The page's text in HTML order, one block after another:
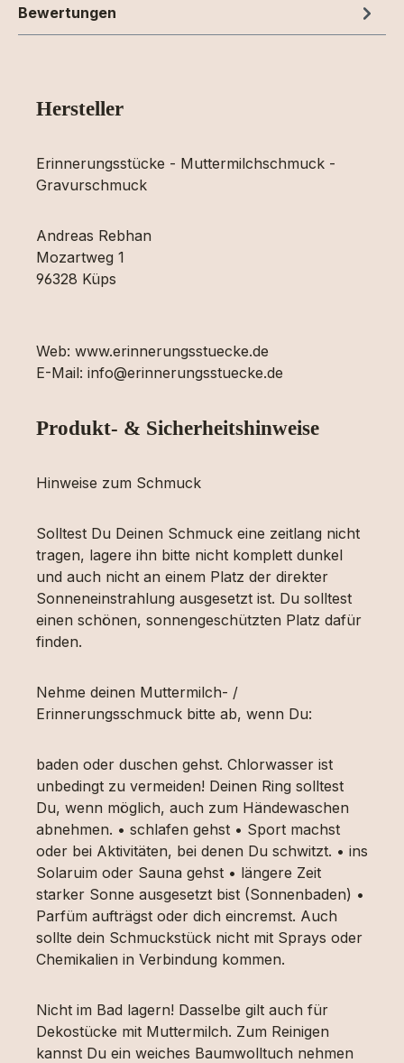
Bewertungen
Hersteller
Erinnerungsstücke - Muttermilchschmuck -
Gravurschmuck
Andreas Rebhan
Mozartweg 1
96328 Küps
Web: www.erinnerungsstuecke.de
E-Mail: info@erinnerungsstuecke.de
Produkt- & Sicherheitshinweise
Hinweise zum Schmuck
Solltest Du Deinen Schmuck eine zeitlang nicht
tragen, lagere ihn bitte nicht komplett dunkel
und auch nicht an einem Platz der direkter
Sonneneinstrahlung ausgesetzt ist. Du solltest
einen schönen, sonnengeschützten Platz dafür
finden.
Nehme deinen Muttermilch- /
Erinnerungsschmuck bitte ab, wenn Du:
baden oder duschen gehst. Chlorwasser ist
unbedingt zu vermeiden! Deinen Ring solltest
Du, wenn möglich, auch zum Händewaschen
abnehmen. • schlafen gehst • Sport machst
oder bei Aktivitäten, bei denen Du schwitzt. • ins
Solaruim oder Sauna gehst • längere Zeit
starker Sonne ausgesetzt bist (Sonnenbaden) •
Parfüm aufträgst oder dich eincremst. Auch
sollte dein Schmuckstück nicht mit Sprays oder
Chemikalien in Verbindung kommen.
Nicht im Bad lagern! Dasselbe gilt auch für
Dekostücke mit Muttermilch. Zum Reinigen
kannst Du ein weiches Baumwolltuch nehmen